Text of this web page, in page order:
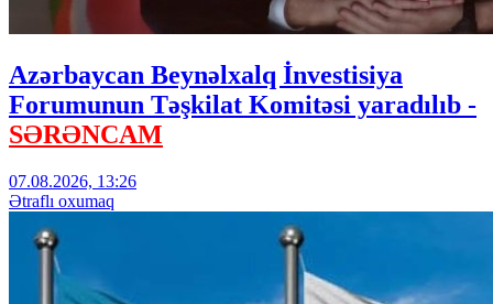
Azərbaycan Beynəlxalq İnvestisiya
Forumunun Təşkilat Komitəsi yaradılıb -
SƏRƏNCAM
07.08.2026, 13:26
Ətraflı oxumaq